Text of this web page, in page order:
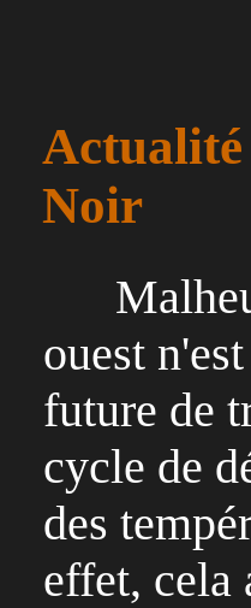
Noir
ouest
future de
cycle de
des
effet, cela